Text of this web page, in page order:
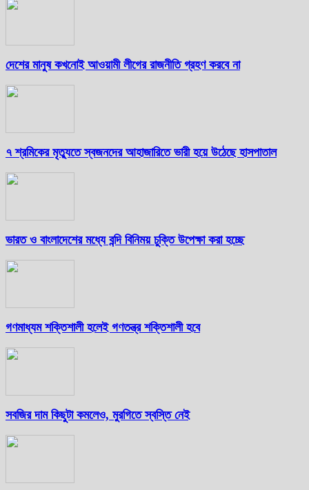
দেশের মানুষ কখনোই আওয়ামী লীগের রাজনীতি গ্রহণ করবে না
৭ শ্রমিকের মৃত্যুতে স্বজনদের আহাজারিতে ভারী হয়ে উঠেছে হাসপাতাল
ভারত ও বাংলাদেশের মধ্যে বন্দি বিনিময় চুক্তি উপেক্ষা করা হচ্ছে
গণমাধ্যম শক্তিশালী হলেই গণতন্ত্র শক্তিশালী হবে
সবজির দাম কিছুটা কমলেও, মুরগিতে স্বস্তি নেই